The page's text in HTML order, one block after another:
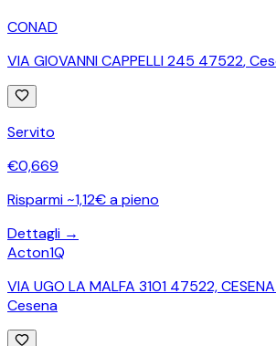
CONAD
VIA GIOVANNI CAPPELLI 245 47522,
Servito
€0,669
Risparmi ~1,12€ a pieno
Dettagli →
Acton1Q
VIA UGO LA MALFA 3101 47522,
Cesena